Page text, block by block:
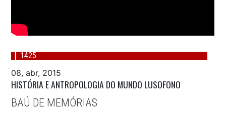
1425
08, abr, 2015
HISTÓRIA E ANTROPOLOGIA DO MUNDO LUSOFONO
BAÚ DE MEMÓRIAS